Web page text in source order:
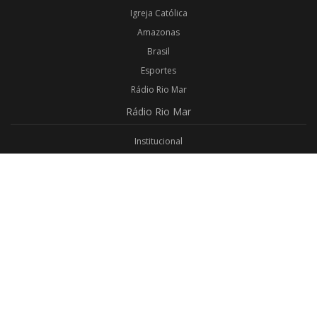
Igreja Católica
Amazonas
Brasil
Esportes
Rádio Rio Mar
Rádio Rio Mar
Institucional